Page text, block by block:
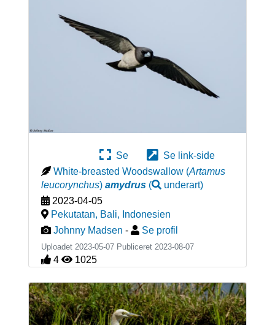
Se
Se link-side
White-breasted Woodswallow (Artamus
leucorynchus) amydrus( underart)
2023-04-05
Pekutatan, Bali, Indonesien
Johnny Madsen - Se profil
Uploadet 2023-05-07 Publiceret 2023-08-07
4 1025